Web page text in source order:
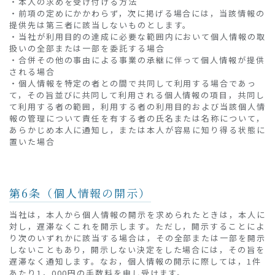
・前項の定めにかかわらず，次に掲げる場合には，当該情報の
提供先は第三者に該当しないものとします。
・当社が利用目的の達成に必要な範囲内において個人情報の取
扱いの全部または一部を委託する場合
・合併その他の事由による事業の承継に伴って個人情報が提供
される場合
・個人情報を特定の者との間で共同して利用する場合であっ
て，その旨並びに共同して利用される個人情報の項目，共同し
て利用する者の範囲，利用する者の利用目的および当該個人情
報の管理について責任を有する者の氏名または名称について，
あらかじめ本人に通知し，または本人が容易に知り得る状態に
置いた場合
第6条（個人情報の開示）
当社は，本人から個人情報の開示を求められたときは，本人に
対し，遅滞なくこれを開示します。ただし，開示することによ
り次のいずれかに該当する場合は，その全部または一部を開示
しないこともあり，開示しない決定をした場合には，その旨を
遅滞なく通知します。なお，個人情報の開示に際しては，1件